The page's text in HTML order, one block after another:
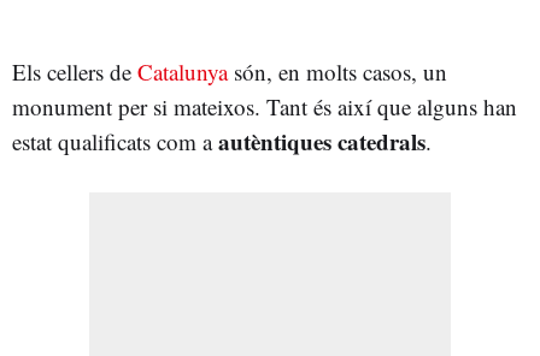
Els cellers de Catalunyasón, en molts casos, un
monument per si mateixos. Tant és així que alguns han
estat qualificats com aautèntiques catedrals.